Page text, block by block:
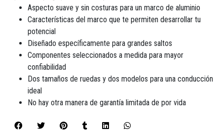
Aspecto suave y sin costuras para un marco de aluminio
Características del marco que te permiten desarrollar tu
potencial
Diseñado específicamente para grandes saltos
Componentes seleccionados a medida para mayor
confiabilidad
Dos tamaños de ruedas y dos modelos para una conducción
ideal
No hay otra manera de garantía limitada de por vida